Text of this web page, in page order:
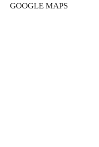
GOOGLE MAPS